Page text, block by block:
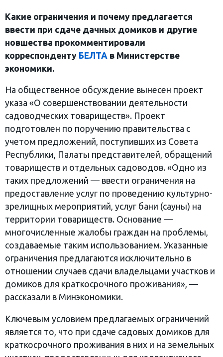
Какие ограничения и почему предлагается
ввести при сдаче дачных домиков и другие
новшества прокомментировали
корреспонденту БЕЛТА в Министерстве
экономики.
На общественное обсуждение вынесен проект
указа «О совершенствовании деятельности
садоводческих товариществ». Проект
подготовлен по поручению правительства с
учетом предложений, поступивших из Совета
Республики, Палаты представителей, обращений
товариществ и отдельных садоводов. «Одно из
таких предложений — ввести ограничения на
предоставление услуг по проведению культурно-
зрелищных мероприятий, услуг бани (сауны) на
территории товариществ. Основание —
многочисленные жалобы граждан на проблемы,
создаваемые таким использованием. Указанные
ограничения предлагаются исключительно в
отношении случаев сдачи владельцами участков и
домиков для краткосрочного проживания», —
рассказали в Минэкономики.
Ключевым условием предлагаемых ограничений
является то, что при сдаче садовых домиков для
краткосрочного проживания в них и на земельных